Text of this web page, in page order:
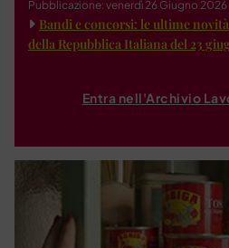
Pubblicazione: venerdì 26 Giugno 2026
Bandi e concorsi: le ultime
della Repubblica Italiana del 23
Entra nell'Archivio